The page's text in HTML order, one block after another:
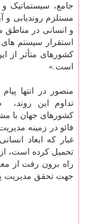
جامع، سیستماتیک
‏مستلزم ‏روندیابی و
و انسانی در مناطق
‏استقرار سیستم های
کشورهای متأثر از
است‎«.‎
کشورهای ‏جهان با
فائو در زمینه
غبار که ابعاد
تحمیل کرده است،
راه برون ‏رفت از
جهت تحقق ‏مدیریت